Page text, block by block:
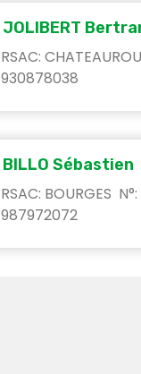
JOLIBERT
RSAC:
930878038
BILLO Sébastien
RSAC: BOURGES N°:
987972072